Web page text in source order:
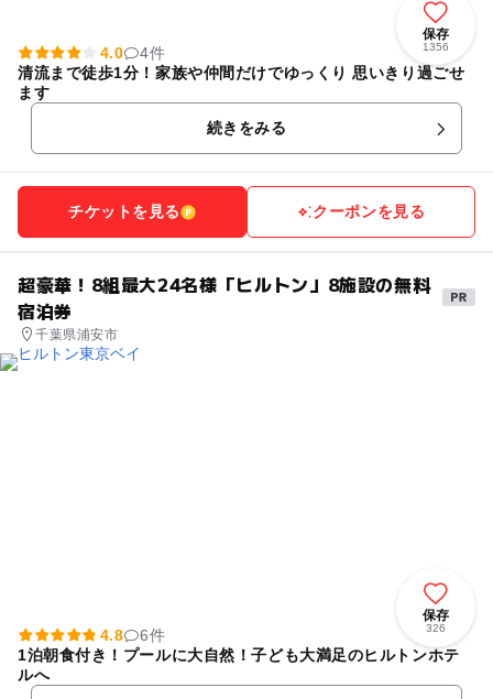
保存
1356
4.0
4件
清流まで徒歩1分！家族や仲間だけでゆっくり 思いきり過ごせ
ます
続きをみる
チケットを見る クーポンを見る
超豪華！8組最大24名様「ヒルトン」8施設の無料
宿泊券
千葉県浦安市
保存
326
4.8
6件
1泊朝食付き！プールに大自然！子ども大満足のヒルトンホテ
ルへ